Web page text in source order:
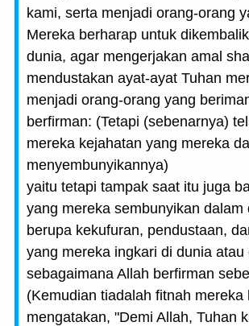
kami, serta menjadi orang-orang
Mereka berharap untuk
dunia, agar mengerjakan amal
mendustakan ayat-ayat Tuhan
menjadi orang-orang yang
berfirman: (Tetapi (sebenarnya)
mereka kejahatan yang mereka
menyembunyikannya)
yaitu tetapi tampak saat itu juga
yang mereka sembunyikan dalam
berupa kekufuran, pendustaan,
yang mereka ingkari di dunia atau
sebagaimana Allah berfirman
(Kemudian tiadalah fitnah mereka
mengatakan, "Demi Allah, Tuhan